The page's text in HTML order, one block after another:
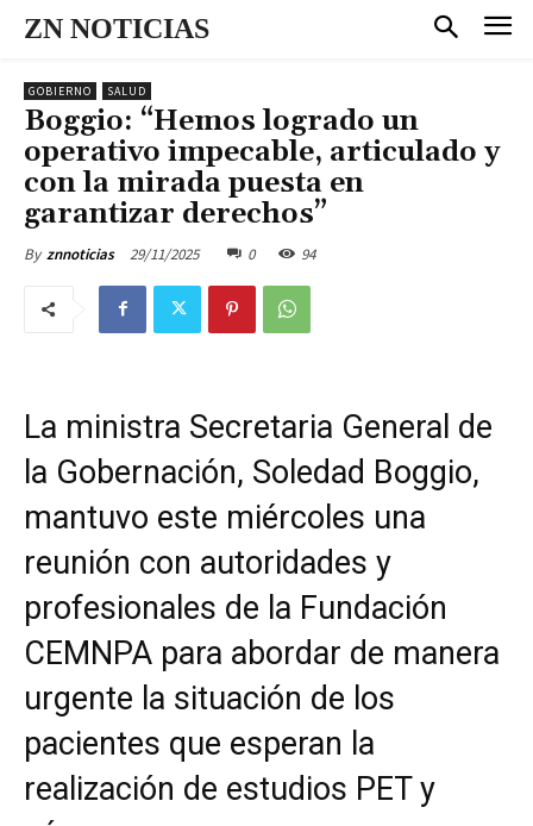
ZN NOTICIAS
GOBIERNO SALUD
Boggio: “Hemos logrado un
operativo impecable, articulado y
con la mirada puesta en
garantizar derechos”
By znnoticias 29/11/2025 0 94
La ministra Secretaria General de
la Gobernación, Soledad Boggio,
mantuvo este miércoles una
reunión con autoridades y
profesionales de la Fundación
CEMNPA para abordar de manera
urgente la situación de los
pacientes que esperan la
realización de estudios PET y